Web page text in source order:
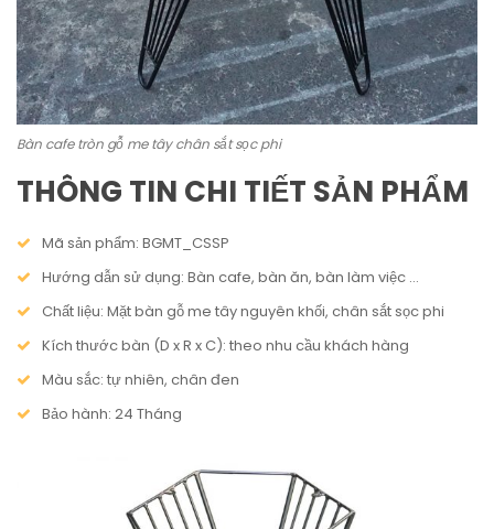
Bàn cafe tròn gỗ me tây chân sắt sọc phi
THÔNG TIN CHI TIẾT SẢN PHẨM
Mã sản phẩm: BGMT_CSSP
Hướng dẫn sử dụng: Bàn cafe, bàn ăn, bàn làm việc …
Chất liệu: Mặt bàn gỗ me tây nguyên khối, chân sắt sọc phi
Kích thước bàn (D x R x C): theo nhu cầu khách hàng
Màu sắc: tự nhiên, chân đen
Bảo hành: 24 Tháng